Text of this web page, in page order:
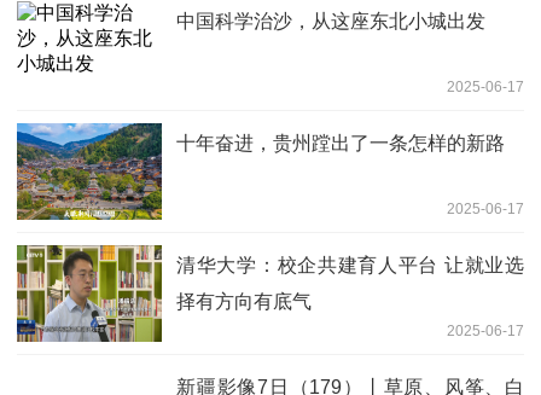
中国科学治沙，从这座东北小城出发
2025-06-17
十年奋进，贵州蹚出了一条怎样的新路
2025-06-17
清华大学：校企共建育人平台 让就业选
择有方向有底气
2025-06-17
新疆影像7日（179）丨草原、风筝、白